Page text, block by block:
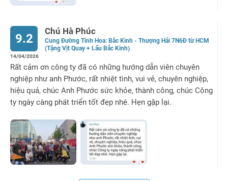
Chú Hà Phúc
Cung Đường Tinh Hoa: Bắc Kinh - Thượng Hải 7N6Đ từ HCM
(Tặng Vịt Quay + Lẩu Bắc Kinh)
9.2
14/04/2026
Rất cảm ơn công ty đã có những hướng dẫn viên chuyên
nghiệp như anh Phước, rất nhiệt tình, vui vẻ, chuyên nghiệp,
hiệu quả, chúc Anh Phước sức khỏe, thành công, chúc Công
ty ngày càng phát triển tốt đẹp nhé. Hẹn gặp lại.